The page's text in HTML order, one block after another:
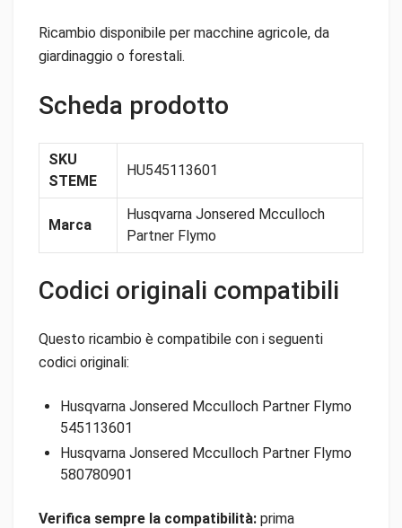
Ricambio disponibile per macchine agricole, da
giardinaggio o forestali.
Scheda prodotto
SKU
STEME
HU545113601
Marca
Husqvarna Jonsered Mcculloch
Partner Flymo
Codici originali compatibili
Questo ricambio è compatibile con i seguenti
codici originali:
Husqvarna Jonsered Mcculloch Partner Flymo
545113601
Husqvarna Jonsered Mcculloch Partner Flymo
580780901
Verifica sempre la compatibilità: prima